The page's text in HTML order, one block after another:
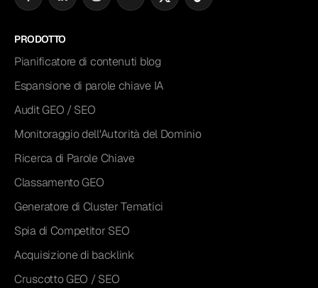
PRODOTTO
Pianificatore di contenuti blog
Espansione di parole chiave IA
Audit GEO / SEO
Monitoraggio dell'Autorità del Dominio
Ricerca di Parole Chiave
Classamento GEO
Generatore di Cluster Tematici
Spia di Competitor SEO
Acquisizione di backlink
Cruscotto GEO / SEO